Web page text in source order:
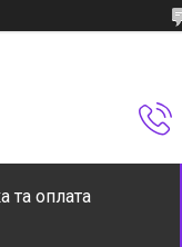
та оплата